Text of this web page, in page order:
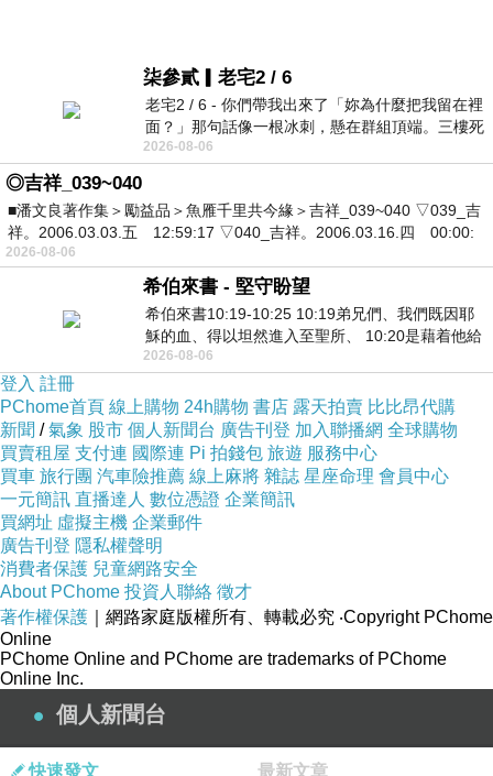
柒參貳▎老宅2 / 6
老宅2 / 6 - 你們帶我出來了「妳為什麼把我留在裡
面？」那句話像一根冰刺，懸在群組頂端。三樓死
死盯著照片裡的人。那個人確實站在
2026-08-06
◎吉祥_039~040
■潘文良著作集＞勵益品＞魚雁千里共今緣＞吉祥_039~040 ▽039_吉
祥。2006.03.03.五 12:59:17 ▽040_吉祥。2006.03.16.四 00:00:
2026-08-06
希伯來書 - 堅守盼望
希伯來書10:19-10:25 10:19弟兄們、我們既因耶
穌的血、得以坦然進入至聖所、 10:20是藉着他給
我們開了一條又新又活的路從幔子經過
2026-08-06
登入 註冊
PChome首頁 線上購物 24h購物 書店 露天拍賣 比比昂代購
新聞 /氣象 股市 個人新聞台 廣告刊登 加入聯播網 全球購物
買賣租屋 支付連 國際連 Pi 拍錢包 旅遊 服務中心
買車 旅行團 汽車險推薦 線上麻將 雜誌 星座命理 會員中心
一元簡訊 直播達人 數位憑證 企業簡訊
買網址 虛擬主機 企業郵件
廣告刊登 隱私權聲明
消費者保護 兒童網路安全
About PChome 投資人聯絡 徵才
著作權保護 ｜網路家庭版權所有、轉載必究 ‧Copyright PChome
Online
PChome Online and PChome are trademarks of PChome
Online Inc.
個人新聞台
快速發文 最新文章